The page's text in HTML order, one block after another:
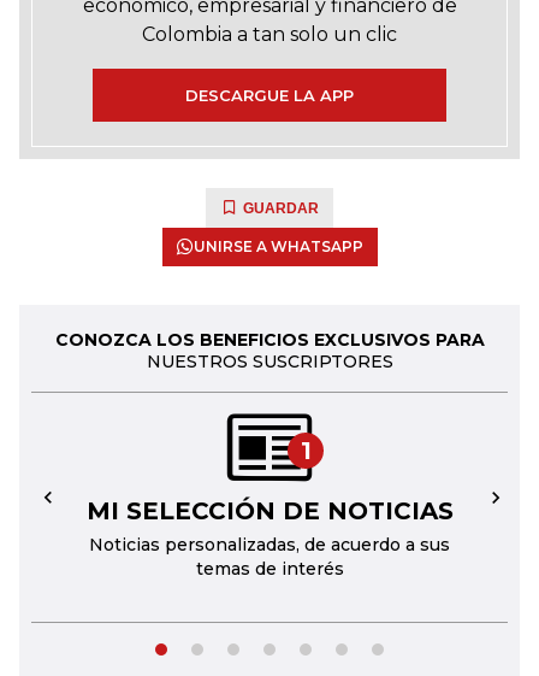
económico, empresarial y financiero de
Colombia a tan solo un clic
DESCARGUE LA APP
GUARDAR
UNIRSE A WHATSAPP
CONOZCA LOS BENEFICIOS EXCLUSIVOS PARA
NUESTROS SUSCRIPTORES
1
MI SELECCIÓN DE NOTICIAS
Noticias personalizadas, de acuerdo a sus
temas de interés
← →